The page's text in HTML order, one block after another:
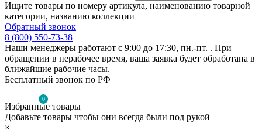
Ищите товары по номеру артикула, наименованию товарной
категории, названию коллекции
Обратный звонок
8 (800) 550-73-38
Наши менеджеры работают с 9:00 до 17:30, пн.-пт. . При
обращении в нерабочее время, ваша заявка будет обработана в
ближайшие рабочие часы.
Бесплатный звонок по РФ
0
Избранные товары
Добавьте товары чтобы они всегда были под рукой
×